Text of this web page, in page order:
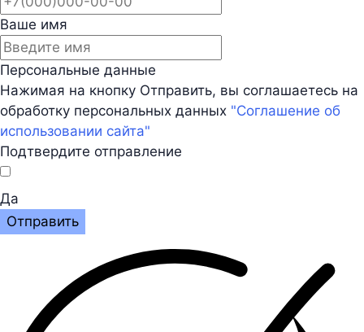
Ваше имя
Персональные данные
Нажимая на кнопку Отправить, вы соглашаетесь на
обработку персональных данных "Соглашение об
использовании сайта"
Подтвердите отправление
Да
Отправить